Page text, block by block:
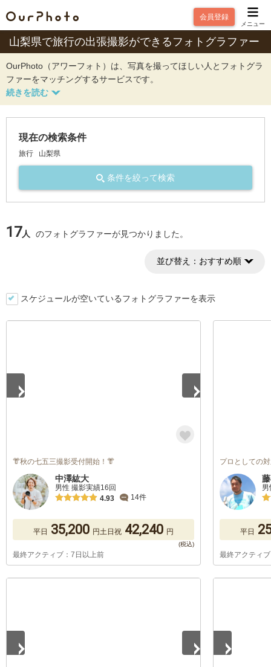
会員登録
メニュー
山梨県で旅行の出張撮影ができるフォトグラファー
OurPhoto（アワーフォト）は、写真を撮ってほしい人とフォトグラ
ファーをマッチングするサービスです。
現在の検索条件
旅行 山梨県
条件を絞って検索
17人 のフォトグラファーが見つかりました。
並び替え： おすすめ順
スケジュールが空いているフォトグラファーを表示
👘秋の七五三撮影受付開始！👘
中澤紘大
男性 撮影実績16回
4.93
14件
平日 35,200 円土日祝 42,240 円
最終アクティブ：7日以上前
プロとしての
平日
最終アクティ